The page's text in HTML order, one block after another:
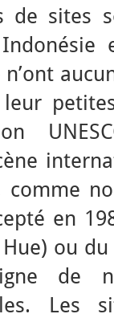
de sites
en
ou du
de
Les